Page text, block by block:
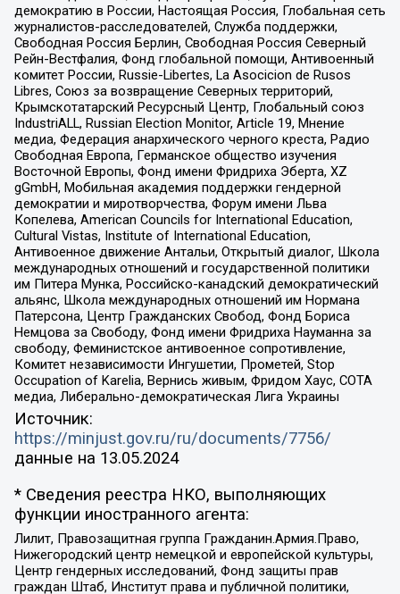
демократию в России, Настоящая Россия, Глобальная сеть
журналистов-расследователей, Служба поддержки,
Свободная Россия Берлин, Свободная Россия Северный
Рейн-Вестфалия, Фонд глобальной помощи, Антивоенный
комитет России, Russie-Libertes, La Asocicion de Rusos
Libres, Союз за возвращение Северных территорий,
Крымскотатарский Ресурсный Центр, Глобальный союз
IndustriALL, Russian Election Monitor, Article 19, Мнение
медиа, Федерация анархического черного креста, Радио
Свободная Европа, Германское общество изучения
Восточной Европы, Фонд имени Фридриха Эберта, XZ
gGmbH, Мобильная академия поддержки гендерной
демократии и миротворчества, Форум имени Льва
Копелева, American Councils for International Education,
Cultural Vistas, Institute of International Education,
Антивоенное движение Антальи, Открытый диалог, Школа
международных отношений и государственной политики
им Питера Мунка, Российско-канадский демократический
альянс, Школа международных отношений им Нормана
Патерсона, Центр Гражданских Свобод, Фонд Бориса
Немцова за Свободу, Фонд имени Фридриха Науманна за
свободу, Феминистское антивоенное сопротивление,
Комитет независимости Ингушетии, Прометей, Stop
Occupation of Karelia, Вернись живым, Фридом Хаус, СОТА
медиа, Либерально-демократическая Лига Украины
Источник:
https://minjust.gov.ru/ru/documents/7756/
данные на 13.05.2024
* Сведения реестра НКО, выполняющих
функции иностранного агента:
Лилит, Правозащитная группа Гражданин.Армия.Право,
Нижегородский центр немецкой и европейской культуры,
Центр гендерных исследований, Фонд защиты прав
граждан Штаб, Институт права и публичной политики,